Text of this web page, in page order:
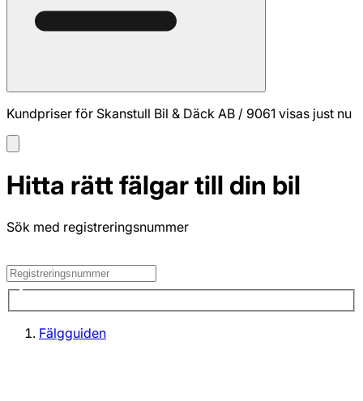
Kundpriser för Skanstull Bil & Däck AB / 9061 visas just nu
Hitta rätt fälgar till din bil
Sök med registreringsnummer
Fälgguiden